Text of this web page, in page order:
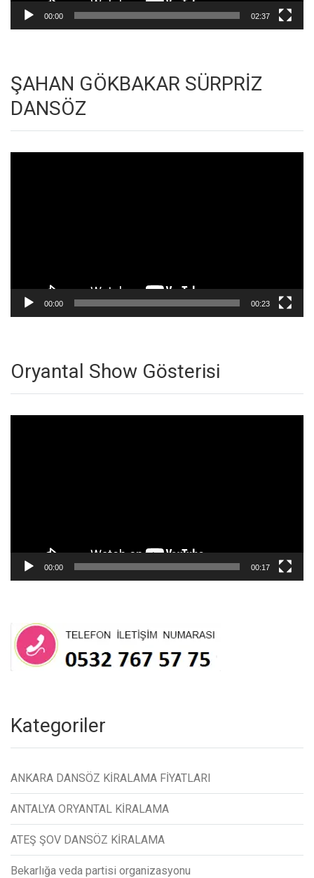
00:00 02:37
ŞAHAN GÖKBAKAR SÜRPRİZ
DANSÖZ
00:00 00:23
Oryantal Show Gösterisi
00:00 00:17
Kategoriler
ANKARA DANSÖZ KİRALAMA FİYATLARI
ANTALYA ORYANTAL KİRALAMA
ATEŞ ŞOV DANSÖZ KİRALAMA
Bekarlığa veda partisi organizasyonu